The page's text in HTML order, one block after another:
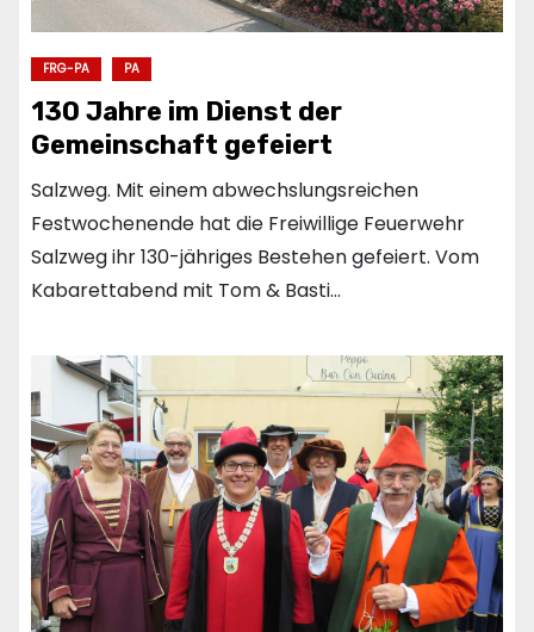
FRG-PA PA
130 Jahre im Dienst der
Gemeinschaft gefeiert
Salzweg. Mit einem abwechslungsreichen
Festwochenende hat die Freiwillige Feuerwehr
Salzweg ihr 130-jähriges Bestehen gefeiert. Vom
Kabarettabend mit Tom & Basti…